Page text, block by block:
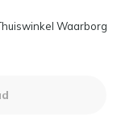
Waarborg